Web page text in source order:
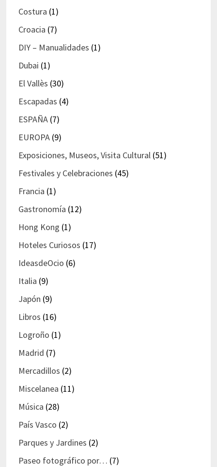
Costura (1)
Croacia (7)
DIY – Manualidades (1)
Dubai (1)
El Vallès (30)
Escapadas (4)
ESPAÑA(7)
EUROPA(9)
Exposiciones, Museos, Visita Cultural(51)
Festivales y Celebraciones (45)
Francia (1)
Gastronomía (12)
Hong Kong (1)
Hoteles Curiosos (17)
IdeasdeOcio (6)
Italia (9)
Japón (9)
Libros (16)
Logroño (1)
Madrid (7)
Mercadillos (2)
Miscelanea (11)
Música (28)
País Vasco (2)
Parques y Jardines (2)
Paseo fotográfico por… (7)